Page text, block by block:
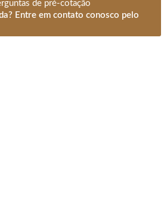
de pré-cotação
Entre em contato conosco pelo